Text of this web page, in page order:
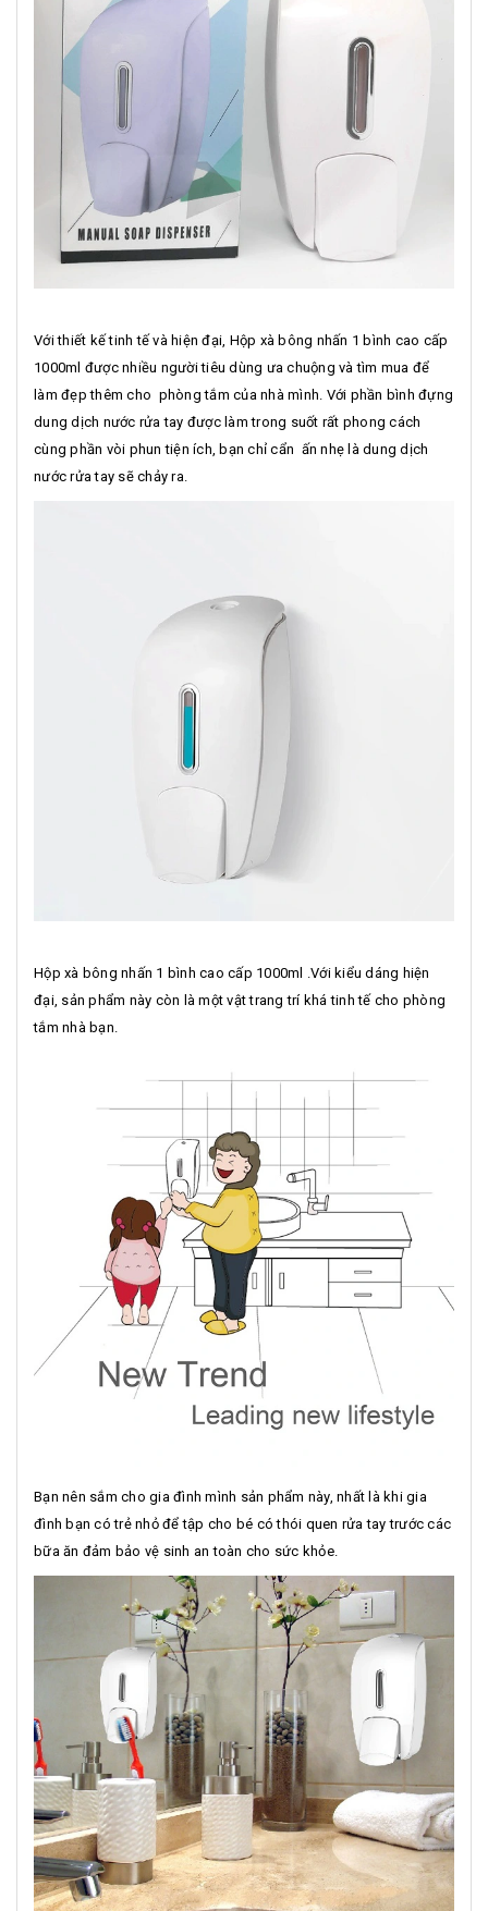
Với thiết kế tinh tế và hiện đại, Hộp xà bông nhấn 1 bình cao cấp
1000ml được nhiều người tiêu dùng ưa chuộng và tìm mua để
làm đẹp thêm cho phòng tắm của nhà mình. Với phần bình đựng
dung dịch nước rửa tay được làm trong suốt rất phong cách
cùng phần vòi phun tiện ích, bạn chỉ cẩn ấn nhẹ là dung dịch
nước rửa tay sẽ chảy ra.
Hộp xà bông nhấn 1 bình cao cấp 1000ml .Với kiểu dáng hiện
đại, sản phẩm này còn là một vật trang trí khá tinh tế cho phòng
tắm nhà bạn.
Bạn nên sắm cho gia đình mình sản phẩm này, nhất là khi gia
đình bạn có trẻ nhỏ để tập cho bé có thói quen rửa tay trước các
bữa ăn đảm bảo vệ sinh an toàn cho sức khỏe.